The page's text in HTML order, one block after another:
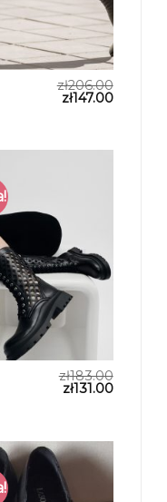
zł206.00
zł147.00
zł183.00
zł131.00